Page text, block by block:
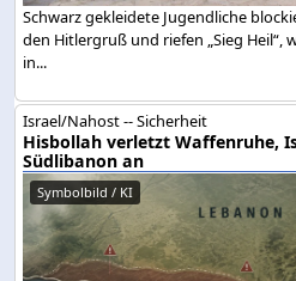
Schwarz gekleidete Jugendliche
den Hitlergruß und riefen „Sieg Heil“,
in...
Israel/Nahost -- Sicherheit
Hisbollah verletzt Waffenruhe,
Südlibanon an
Symbolbild / KI